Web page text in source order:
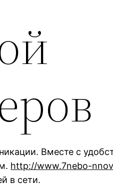
Вместе с
http://www.7nebo-
в сети.